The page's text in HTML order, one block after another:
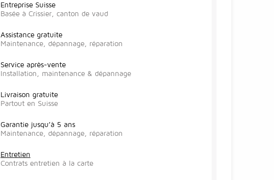
Entreprise Suisse
Basée à Crissier, canton de vaud
Assistance gratuite
Maintenance, dépannage, réparation
Service après-vente
Installation, maintenance & dépannage
Livraison gratuite
Partout en Suisse
Garantie jusqu’à 5 ans
Maintenance, dépannage, réparation
Entretien
Contrats entretien à la carte